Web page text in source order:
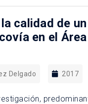
calidad de
en el
Delgado 2017